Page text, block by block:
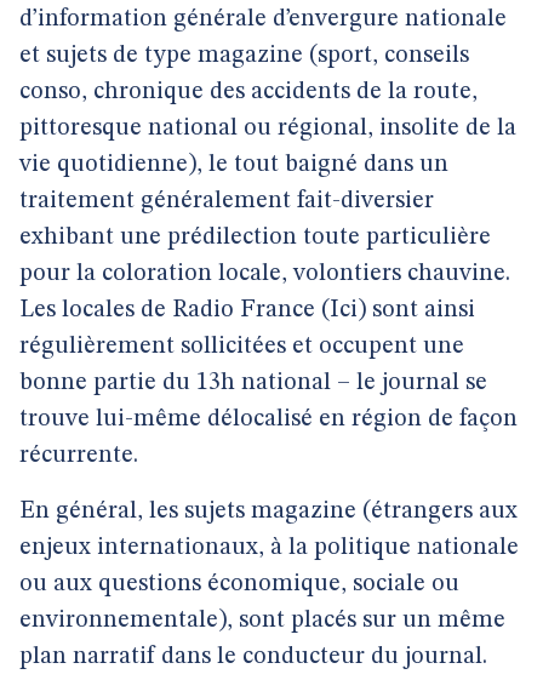
d’information générale d’envergure nationale
et sujets de type magazine (sport, conseils
conso, chronique des accidents de la route,
pittoresque national ou régional, insolite de la
vie quotidienne), le tout baigné dans un
traitement généralement fait-diversier
exhibant une prédilection toute particulière
pour la coloration locale, volontiers chauvine.
Les locales de Radio France (Ici) sont ainsi
régulièrement sollicitées et occupent une
bonne partie du 13h national – le journal se
trouve lui-même délocalisé en région de façon
récurrente.
En général, les sujets magazine (étrangers aux
enjeux internationaux, à la politique nationale
ou aux questions économique, sociale ou
environnementale), sont placés sur un même
plan narratif dans le conducteur du journal.